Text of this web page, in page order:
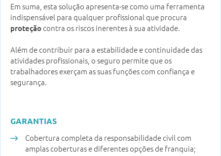
Em suma, esta solução apresenta-se como uma ferramenta
indispensável para qualquer profissional que procura
proteção contra os riscos inerentes à sua atividade.
Além de contribuir para a estabilidade e continuidade das
atividades profissionais, o seguro permite que os
trabalhadores exerçam as suas funções com confiança e
segurança.
GARANTIAS
Cobertura completa da responsabilidade civil com
amplas coberturas e diferentes opções de franquia;